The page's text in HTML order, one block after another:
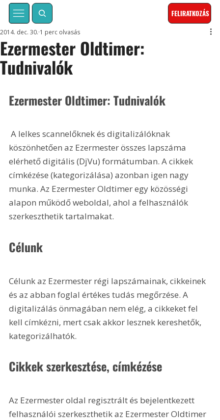
FELIRATKOZÁS
Ezermester Oldtimer:
Tudnivalók
2014. dec. 30. 1 perc olvasás
Ezermester Oldtimer: Tudnivalók
A lelkes scannelőknek és digitalizálóknak
köszönhetően az Ezermester összes lapszáma
elérhető digitális (DjVu) formátumban. A cikkek
címkézése (kategorizálása) azonban igen nagy
munka. Az Ezermester Oldtimer egy közösségi
alapon működő weboldal, ahol a felhasználók
szerkeszthetik tartalmakat.
Célunk
Célunk az Ezermester régi lapszámainak, cikkeinek
és az abban foglal értékes tudás megőrzése. A
digitalizálás önmagában nem elég, a cikkeket fel
kell címkézni, mert csak akkor lesznek kereshetők,
kategorizálhatók.
Cikkek szerkesztése, címkézése
Az Ezermester oldal regisztrált és bejelentkezett
felhasználói szerkeszthetik az Ezermester Oldtimer